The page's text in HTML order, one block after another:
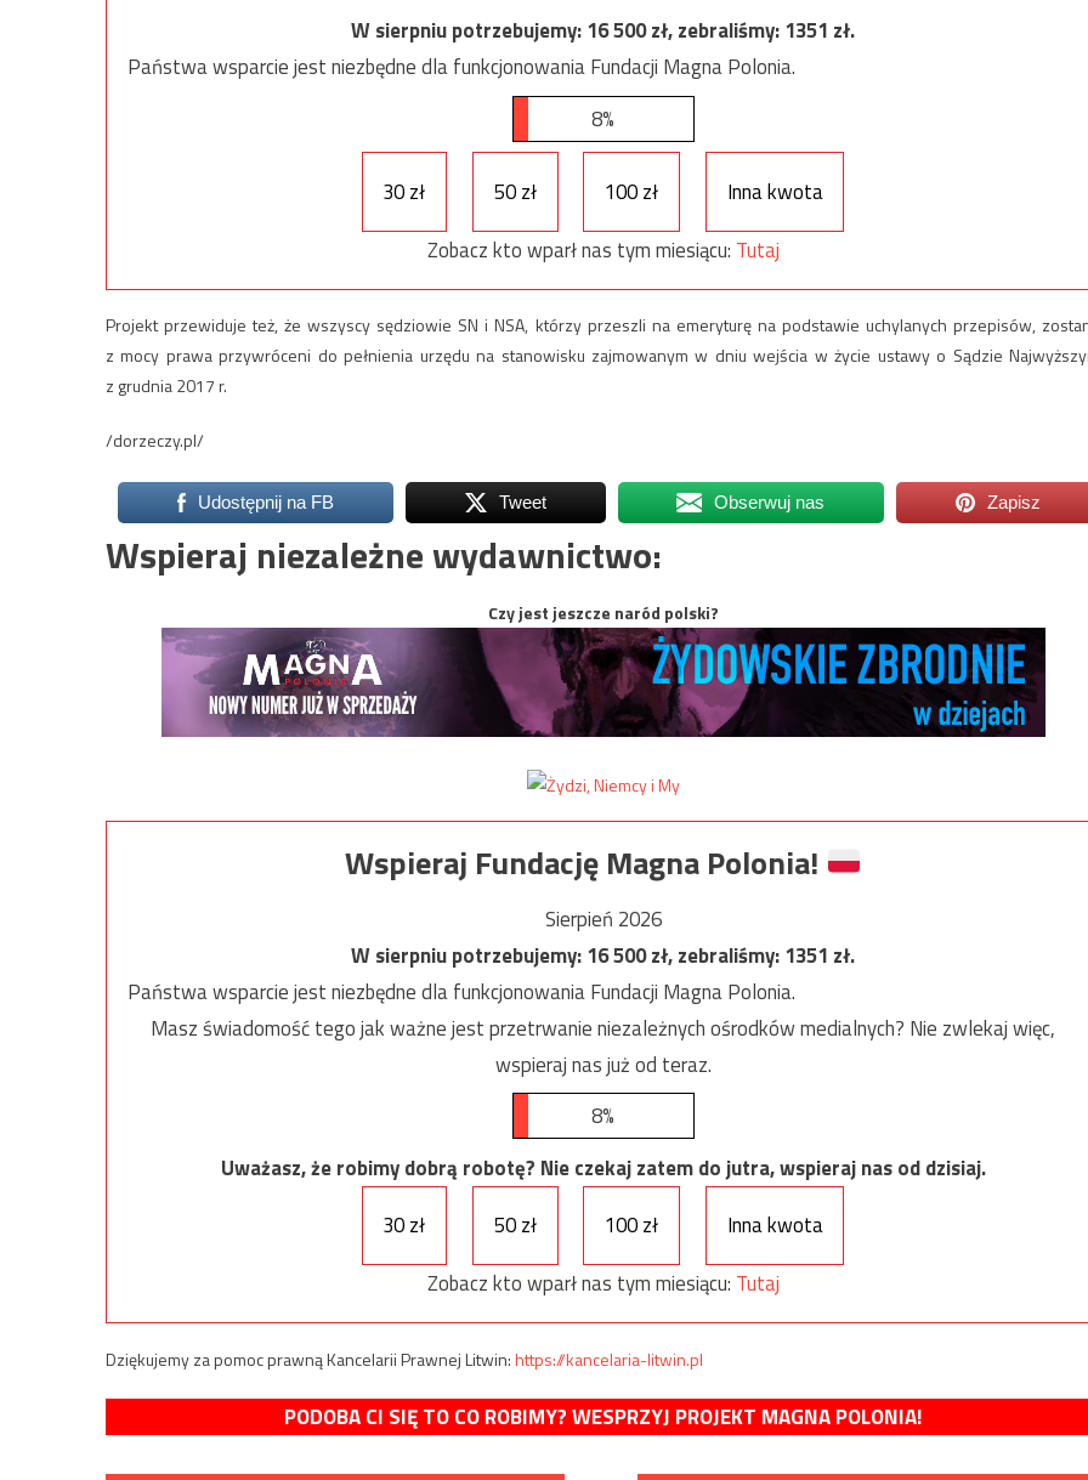
W sierpniu potrzebujemy:16 500zł, zebraliśmy:1351 zł.
Państwa wsparcie jest niezbędne dla funkcjonowania Fundacji Magna Polonia.
8%
30 zł 50 zł 100 zł
Inna kwota
Zobacz kto wparł nas tym miesiącu: Tutaj
Projekt przewiduje też, że wszyscy sędziowie SN i NSA, którzy przeszli na emeryturę na podstawie uchylanych przepisów,
z mocy prawa przywróceni do pełnienia urzędu na stanowisku zajmowanym w dniu wejścia w życie ustawy o Sądzie
z grudnia 2017 r.
/dorzeczy.pl/
Udostępnij na FB Tweet Obserwuj nas Zapisz
Wspieraj niezależne wydawnictwo:
Czy jest jeszcze naród polski?
Wspieraj Fundację Magna Polonia!
Sierpień 2026
W sierpniu potrzebujemy:16 500zł, zebraliśmy:1351 zł.
Państwa wsparcie jest niezbędne dla funkcjonowania Fundacji Magna Polonia.
Masz świadomość tego jak ważne jest przetrwanie niezależnych ośrodków medialnych? Nie zwlekaj więc,
wspieraj nas już od teraz.
8%
Uważasz, że robimy dobrą robotę? Nie czekaj zatem do jutra, wspieraj nas od dzisiaj.
30 zł
50 zł 100 zł
Inna kwota
Zobacz kto wparł nas tym miesiącu: Tutaj
Dziękujemy za pomoc prawną Kancelarii Prawnej Litwin:https://kancelaria-litwin.pl
PODOBA CI SIĘ TO CO ROBIMY? WESPRZYJ PROJEKT MAGNA POLONIA!